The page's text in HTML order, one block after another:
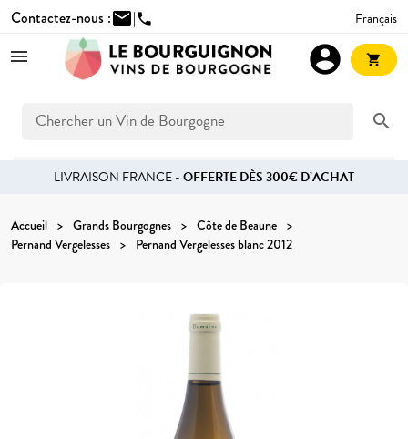
Contactez-nous :mail|phone Français
search
account_circle shopping_cart
LIVRAISON FRANCE -OFFERTE DÈS 300€ D’ACHAT
Accueil Grands Bourgognes
Côte de Beaune
Pernand Vergelesses
Pernand Vergelesses blanc 2012